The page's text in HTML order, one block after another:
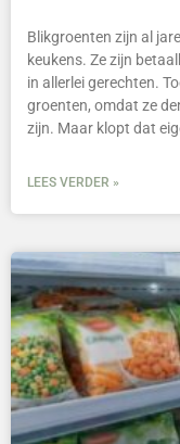
Blikgroenten zijn al
keukens. Ze zijn
in allerlei gerechten.
groenten, omdat ze
zijn. Maar klopt dat
LEES VERDER »